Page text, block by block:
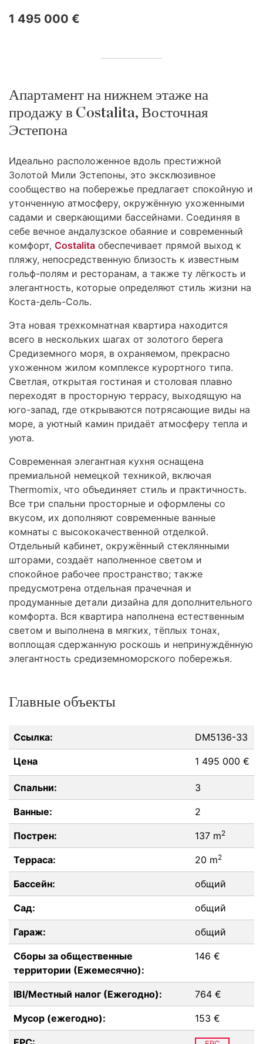
1 495 000 €
Апартамент на нижнем этаже на
продажу в Costalita, Восточная
Эстепона
Идеально расположенное вдоль престижной
Золотой Мили Эстепоны, это эксклюзивное
сообщество на побережье предлагает спокойную и
утонченную атмосферу, окружённую ухоженными
садами и сверкающими бассейнами. Соединяя в
себе вечное андалузское обаяние и современный
комфорт, Costalita обеспечивает прямой выход к
пляжу, непосредственную близость к известным
гольф-полям и ресторанам, а также ту лёгкость и
элегантность, которые определяют стиль жизни на
Коста-дель-Соль.
Эта новая трехкомнатная квартира находится
всего в нескольких шагах от золотого берега
Средиземного моря, в охраняемом, прекрасно
ухоженном жилом комплексе курортного типа.
Светлая, открытая гостиная и столовая плавно
переходят в просторную террасу, выходящую на
юго-запад, где открываются потрясающие виды на
море, а уютный камин придаёт атмосферу тепла и
уюта.
Современная элегантная кухня оснащена
премиальной немецкой техникой, включая
Thermomix, что объединяет стиль и практичность.
Все три спальни просторные и оформлены со
вкусом, их дополняют современные ванные
комнаты с высококачественной отделкой.
Отдельный кабинет, окружённый стеклянными
шторами, создаёт наполненное светом и
спокойное рабочее пространство; также
предусмотрена отдельная прачечная и
продуманные детали дизайна для дополнительного
комфорта. Вся квартира наполнена естественным
светом и выполнена в мягких, тёплых тонах,
воплощая сдержанную роскошь и непринуждённую
элегантность средиземноморского побережья.
Главные объекты
Ссылка: DM5136-33
Цена 1 495 000 €
Спальни: 3
Ванные: 2
Пострен: 137 m2
Терраса: 20 m2
Бассейн: общий
Сад: общий
Гараж: общий
Сборы за общественные
территории (Ежемесячно):
146 €
IBI/Местный налог (Ежегодно): 764 €
Мусор (ежегодно): 153 €